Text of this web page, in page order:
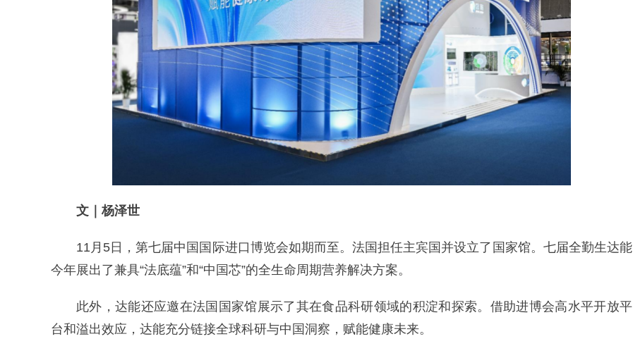
文｜杨泽世
11月5日，第七届中国国际进口博览会如期而至。法国担任主宾国并设立了国家馆。七届全勤生达能
今年展出了兼具“法底蕴”和“中国芯”的全生命周期营养解决方案。
此外，达能还应邀在法国国家馆展示了其在食品科研领域的积淀和探索。借助进博会高水平开放平
台和溢出效应，达能充分链接全球科研与中国洞察，赋能健康未来。